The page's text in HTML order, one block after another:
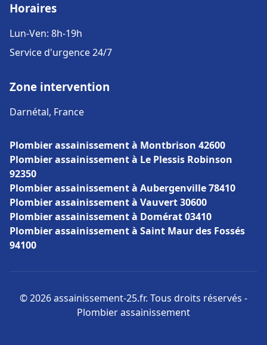
Horaires
Lun-Ven: 8h-19h
Service d'urgence 24/7
Zone intervention
Darnétal, France
Plombier assainissement à Montbrison 42600
Plombier assainissement à Le Plessis Robinson
92350
Plombier assainissement à Aubergenville 78410
Plombier assainissement à Vauvert 30600
Plombier assainissement à Domérat 03410
Plombier assainissement à Saint Maur des Fossés
94100
© 2026 assainissement-25.fr. Tous droits réservés -
Plombier assainissement